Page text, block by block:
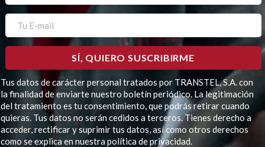
Tus datos de carácter personal tratados por TRANSTEL, S.A. con
la finalidad de enviarte nuestro boletín periódico. La legitimación
del tratamiento es tu consentimiento, que podrás retirar cuando
quieras. Tus datos no serán cedidos a terceros. Tienes derecho a
acceder, rectificar y suprimir tus datos, así como otros derechos
como se explica en nuestra política de privacidad.